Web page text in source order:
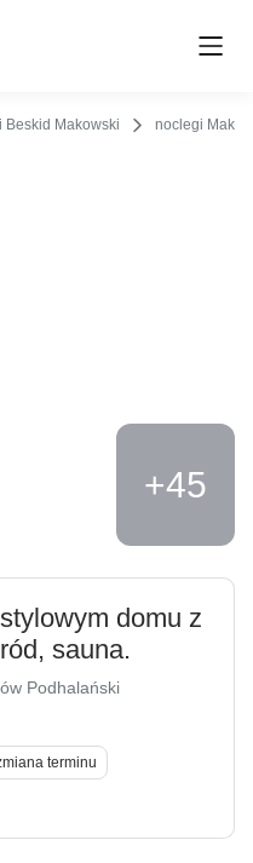
Lokalizacja
Makowski noclegi
+45
domu z
sauna.
Podhalański
zmiana terminu